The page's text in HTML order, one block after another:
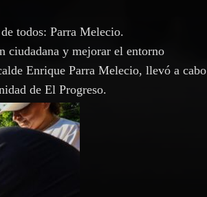
todos: Parra Melecio.
ciudadana y mejorar el entorno
Enrique Parra Melecio, llevó a cabo
de El Progreso.